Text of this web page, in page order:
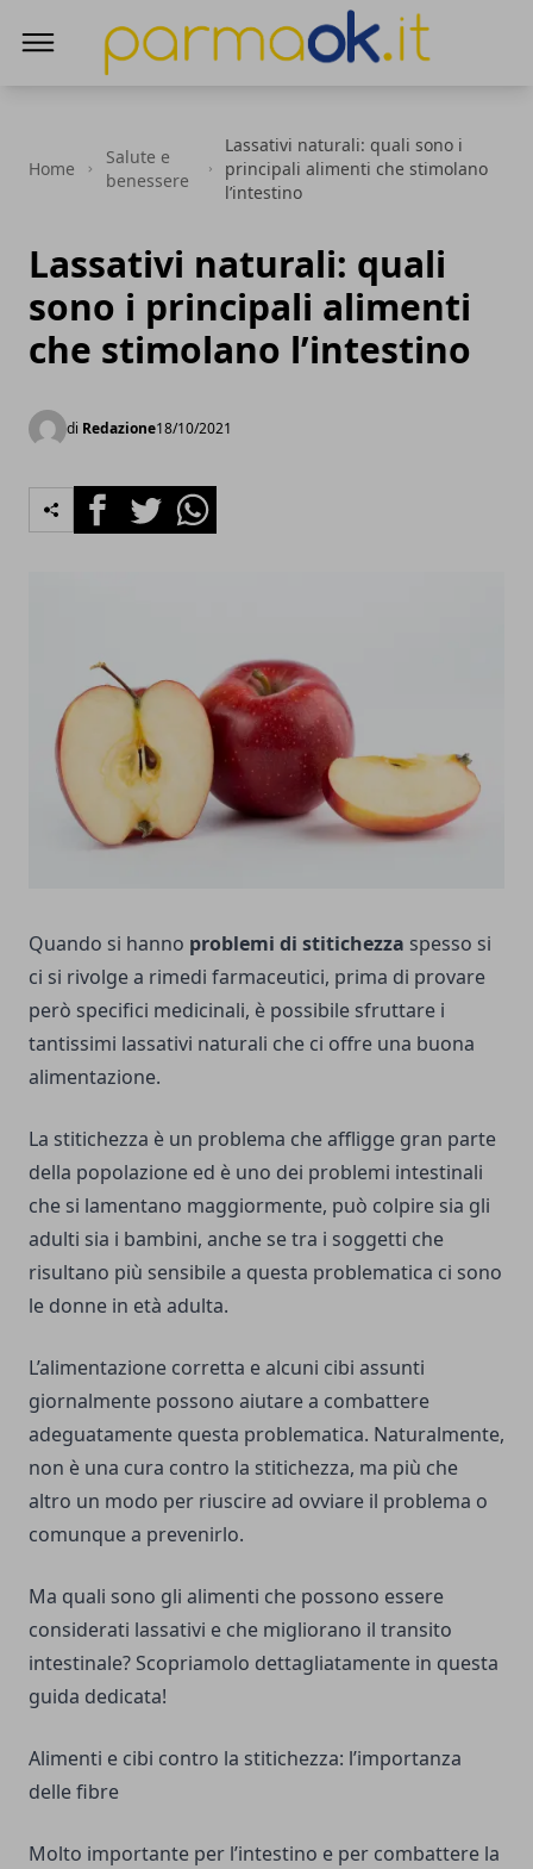
Home
Salute e
benessere
Lassativi naturali: quali sono i
principali alimenti che stimolano
l’intestino
Lassativi naturali: quali
sono i principali alimenti
che stimolano l’intestino
di Redazione18/10/2021
FacebookTwitterWhatsapp
Quando si hanno problemi di stitichezza spesso si
ci si rivolge a rimedi farmaceutici, prima di provare
però specifici medicinali, è possibile sfruttare i
tantissimi lassativi naturali che ci offre una buona
alimentazione.
La stitichezza è un problema che affligge gran parte
della popolazione ed è uno dei problemi intestinali
che si lamentano maggiormente, può colpire sia gli
adulti sia i bambini, anche se tra i soggetti che
risultano più sensibile a questa problematica ci sono
le donne in età adulta.
L’alimentazione corretta e alcuni cibi assunti
giornalmente possono aiutare a combattere
adeguatamente questa problematica. Naturalmente,
non è una cura contro la stitichezza, ma più che
altro un modo per riuscire ad ovviare il problema o
comunque a prevenirlo.
Ma quali sono gli alimenti che possono essere
considerati lassativi e che migliorano il transito
intestinale? Scopriamolo dettagliatamente in questa
guida dedicata!
Alimenti e cibi contro la stitichezza: l’importanza
delle fibre
Molto importante per l’intestino e per combattere la